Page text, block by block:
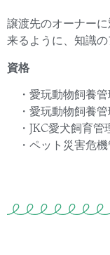
譲渡先のオーナー
来るように、知識
資格
・愛玩動物飼養
・愛玩動物飼養
・JKC愛犬飼育管
・ペット災害危